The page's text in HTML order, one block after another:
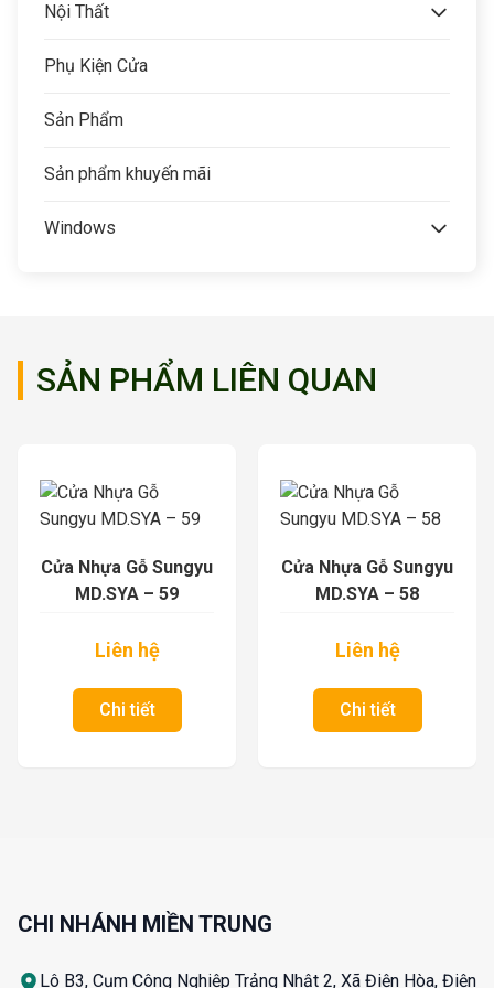
Nội Thất
Phụ Kiện Cửa
Sản Phẩm
Sản phẩm khuyến mãi
Windows
SẢN PHẨM LIÊN QUAN
Cửa Nhựa Gỗ Sungyu
MD.SYA – 59
Liên hệ
Chi tiết
Cửa Nhựa Gỗ Sungyu
MD.SYA – 58
Liên hệ
Chi tiết
CHI NHÁNH MIỀN TRUNG
Lô B3, Cụm Công Nghiệp Trảng Nhật 2, Xã Điện Hòa, Điện